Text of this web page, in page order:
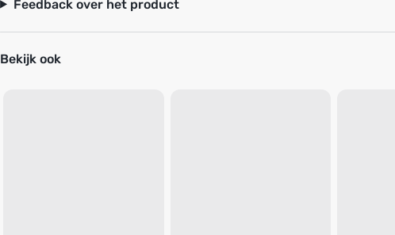
Feedback over het product
Bekijk ook